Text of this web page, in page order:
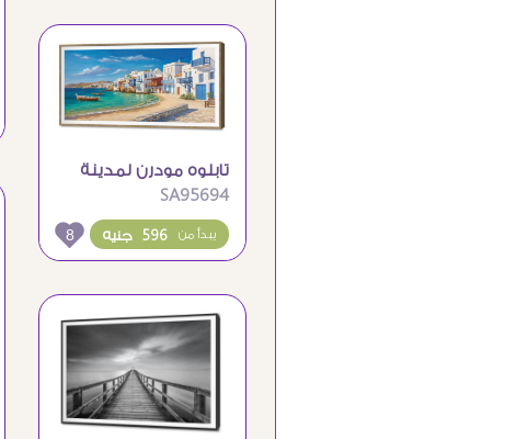
تابلوه مودرن لمدينة
ساحلية ومناظر
طبيعية خلابة
SA95694
596 جنيه يبدأ من 8